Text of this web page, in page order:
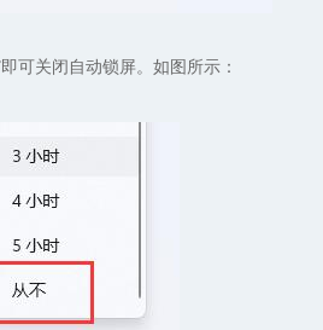
可关闭自动锁屏。如图所示：